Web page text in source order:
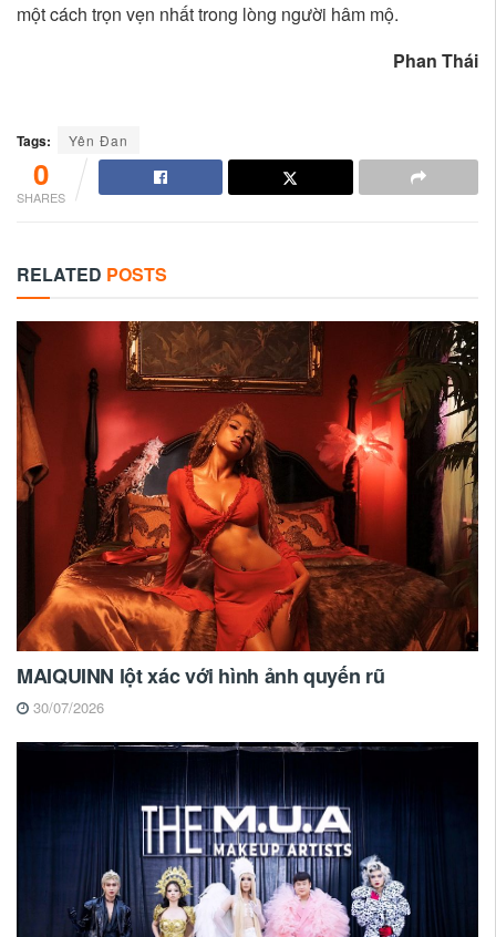
một cách trọn vẹn nhất trong lòng người hâm mộ.
Phan Thái
Tags: Yên Đan
0
SHARES
RELATED POSTS
MAIQUINN lột xác với hình ảnh quyến rũ
30/07/2026